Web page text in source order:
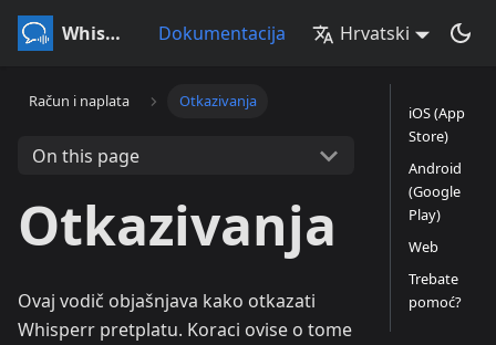
Whisperr Dokumentacija Hrvatski
Račun i naplata Otkazivanja
On this page
Otkazivanja
Ovaj vodič objašnjava kako otkazati
Whisperr pretplatu. Koraci ovise o tome
iOS (App
Store)
Android
(Google
Play)
Web
Trebate
pomoć?